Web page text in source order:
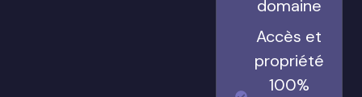
domaine
Accès et
propriété
100%